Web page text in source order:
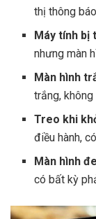
thị thông
Máy tính bị
nhưng màn
Màn hình
trắng,
Treo khi
điều hành,
Màn hình
có bất kỳ